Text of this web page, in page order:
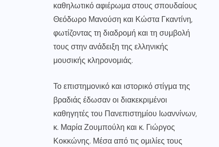
καθηλωτικό αφιέρωμα στους σπουδαίους
Θεόδωρο Μανούση και Κώστα Γκαντίνη,
φωτίζοντας τη διαδρομή και τη συμβολή
τους στην ανάδειξη της ελληνικής
μουσικής κληρονομιάς.
Το επιστημονικό και ιστορικό στίγμα της
βραδιάς έδωσαν οι διακεκριμένοι
καθηγητές του Πανεπιστημίου Ιωαννίνων,
κ. Μαρία Ζουμπούλη και κ. Γιώργος
Κοκκώνης. Μέσα από τις ομιλίες τους